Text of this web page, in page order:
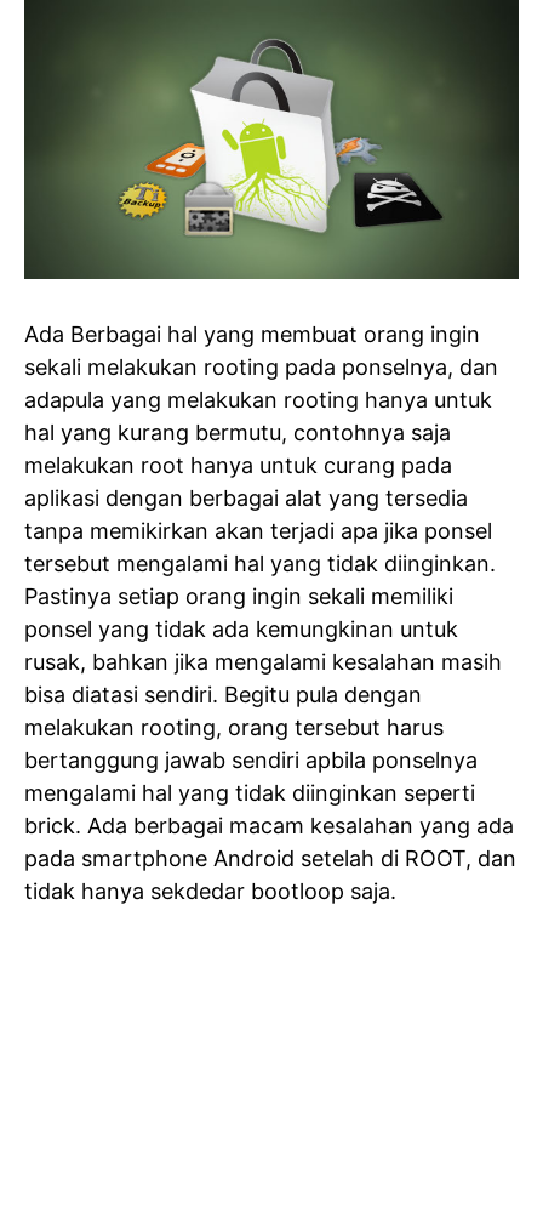
Ada Berbagai hal yang membuat orang ingin
sekali melakukan rooting pada ponselnya, dan
adapula yang melakukan rooting hanya untuk
hal yang kurang bermutu, contohnya saja
melakukan root hanya untuk curang pada
aplikasi dengan berbagai alat yang tersedia
tanpa memikirkan akan terjadi apa jika ponsel
tersebut mengalami hal yang tidak diinginkan.
Pastinya setiap orang ingin sekali memiliki
ponsel yang tidak ada kemungkinan untuk
rusak, bahkan jika mengalami kesalahan masih
bisa diatasi sendiri. Begitu pula dengan
melakukan rooting, orang tersebut harus
bertanggung jawab sendiri apbila ponselnya
mengalami hal yang tidak diinginkan seperti
brick. Ada berbagai macam kesalahan yang ada
pada smartphone Android setelah di ROOT, dan
tidak hanya sekdedar bootloop saja.